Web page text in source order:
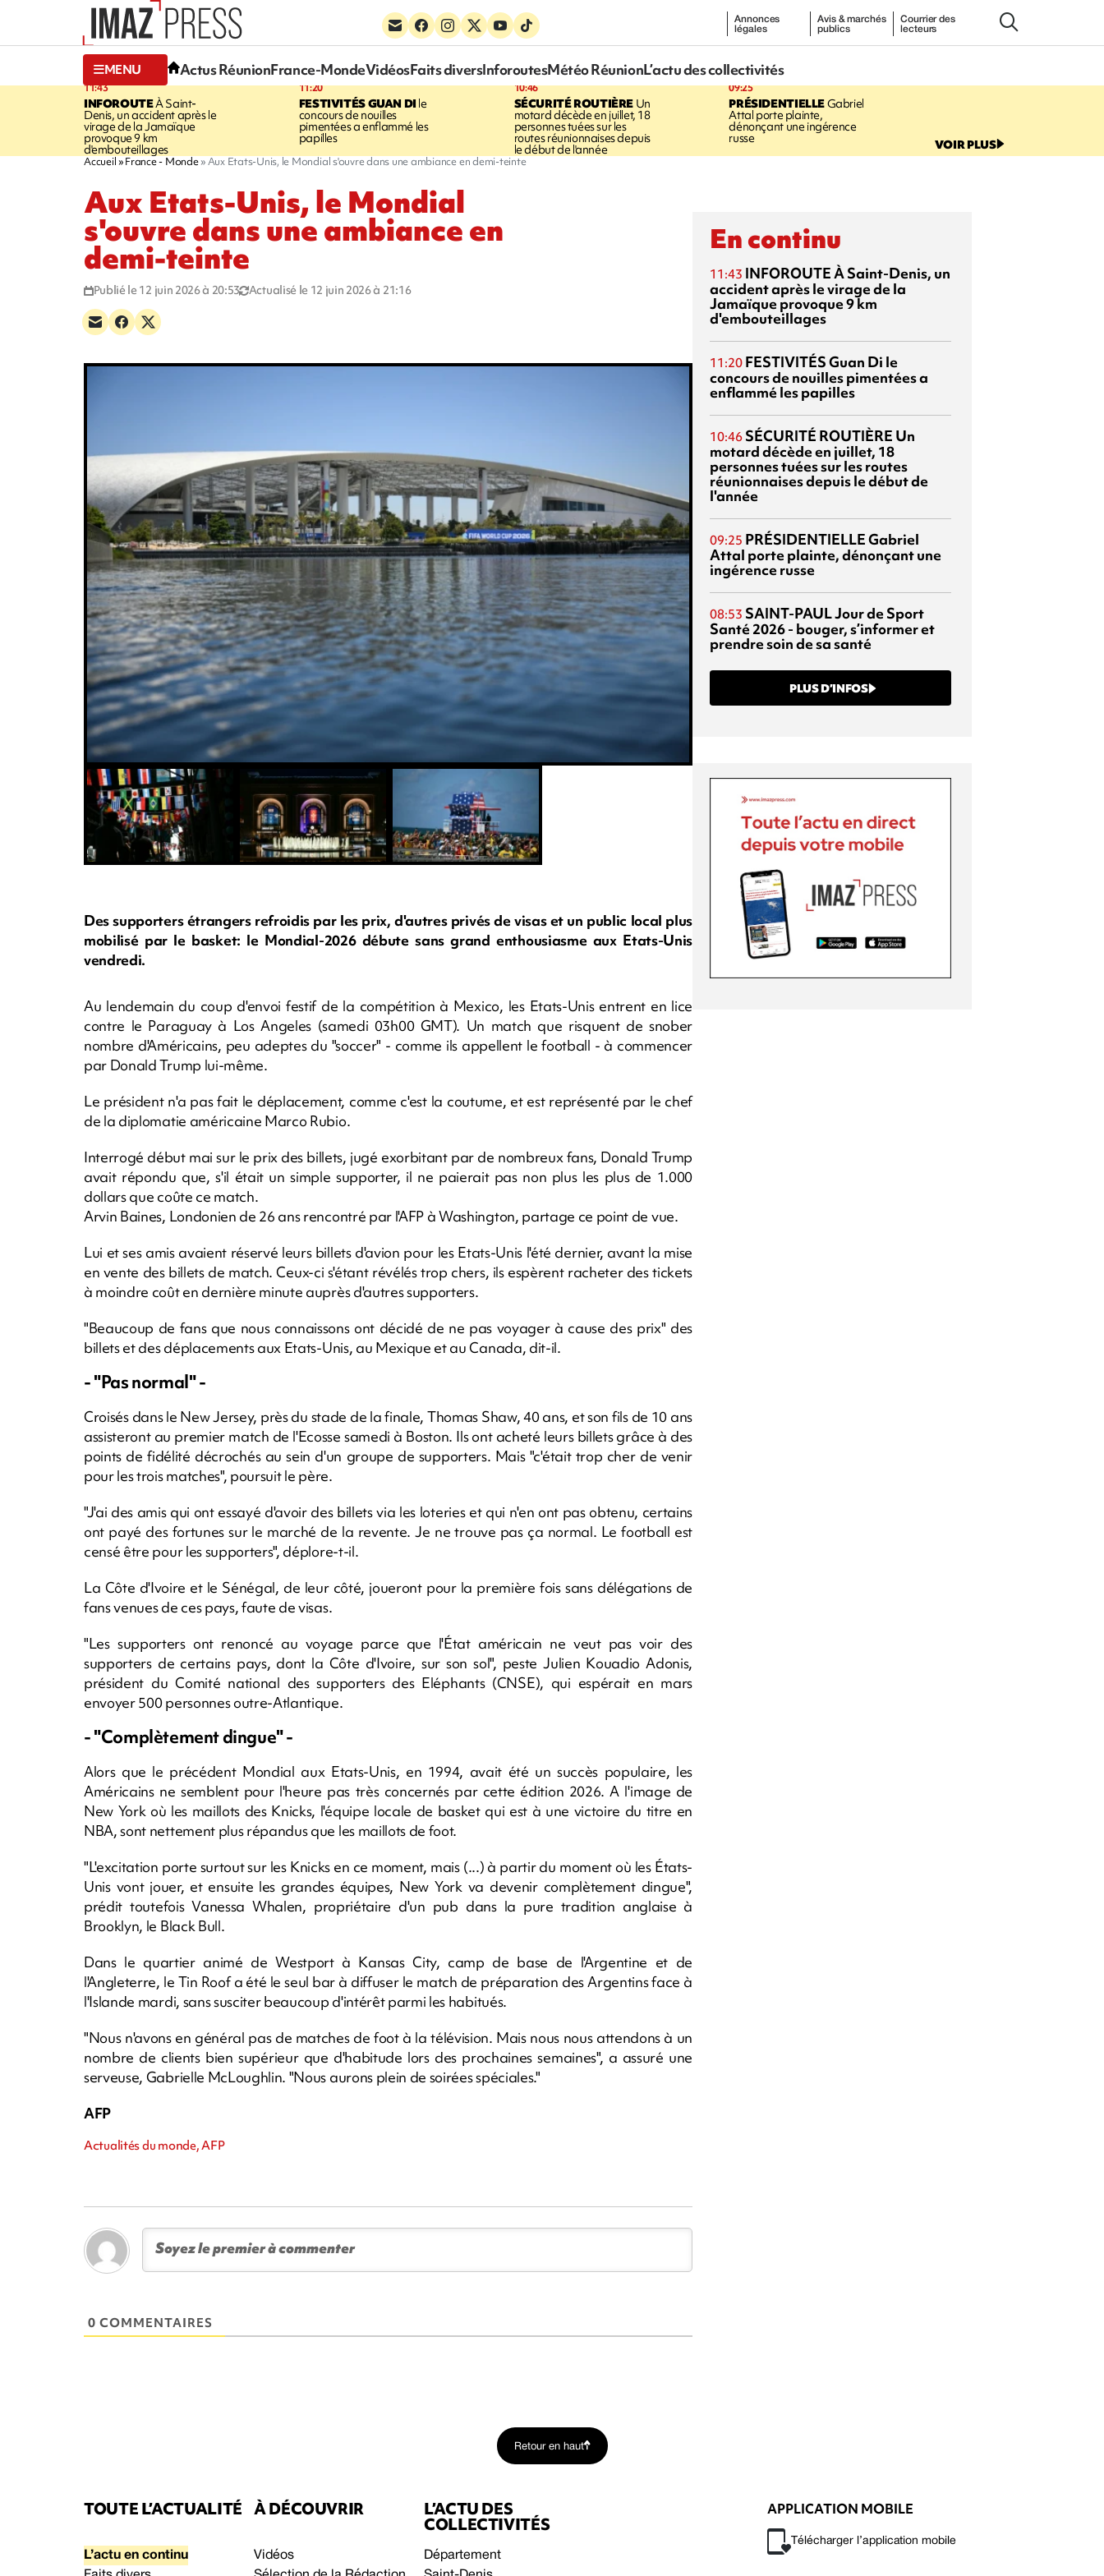
Annonces
légales
Avis & marchés
publics
Courrier des
lecteurs
MENU Actus RéunionFrance-MondeVidéosFaits diversInforoutesMétéo RéunionL’actu des collectivités
11:43
INFOROUTEÀ Saint-
Denis, un accident après le
virage de la Jamaïque
provoque 9 km
d'embouteillages
11:20
FESTIVITÉSGUAN DIle
concours de nouilles
pimentées a enflammé les
papilles
10:46
SÉCURITÉ ROUTIÈRE Un
motard décède en juillet, 18
personnes tuées sur les
routes réunionnaises depuis
le début de l'année
09:25
PRÉSIDENTIELLEGabriel
Attal porte plainte,
dénonçant une ingérence
russe VOIR PLUS
Accueil France - Monde Aux Etats-Unis, le Mondial s'ouvre dans une ambiance en demi-teinte
Aux Etats-Unis, le Mondial
s'ouvre dans une ambiance en
demi-teinte
Publié le 12 juin 2026 à 20:53 Actualisé le 12 juin 2026 à 21:16
Des supporters étrangers refroidis par les prix, d'autres privés de visas et un public local plus
mobilisé par le basket: le Mondial-2026 débute sans grand enthousiasme aux Etats-Unis
vendredi.
Au lendemain du coup d'envoi festif de la compétition à Mexico, les Etats-Unis entrent en lice
contre le Paraguay à Los Angeles (samedi 03h00 GMT). Un match que risquent de snober
nombre d'Américains, peu adeptes du "soccer" - comme ils appellent le football - à commencer
par Donald Trump lui-même.
Le président n'a pas fait le déplacement, comme c'est la coutume, et est représenté par le chef
de la diplomatie américaine Marco Rubio.
Interrogé début mai sur le prix des billets, jugé exorbitant par de nombreux fans, Donald Trump
avait répondu que, s'il était un simple supporter, il ne paierait pas non plus les plus de 1.000
dollars que coûte ce match.
Arvin Baines, Londonien de 26 ans rencontré par l'AFP à Washington, partage ce point de vue.
Lui et ses amis avaient réservé leurs billets d'avion pour les Etats-Unis l'été dernier, avant la mise
en vente des billets de match. Ceux-ci s'étant révélés trop chers, ils espèrent racheter des tickets
à moindre coût en dernière minute auprès d'autres supporters.
"Beaucoup de fans que nous connaissons ont décidé de ne pas voyager à cause des prix" des
billets et des déplacements aux Etats-Unis, au Mexique et au Canada, dit-il.
- "Pas normal" -
Croisés dans le New Jersey, près du stade de la finale, Thomas Shaw, 40 ans, et son fils de 10 ans
assisteront au premier match de l'Ecosse samedi à Boston. Ils ont acheté leurs billets grâce à des
points de fidélité décrochés au sein d'un groupe de supporters. Mais "c'était trop cher de venir
pour les trois matches", poursuit le père.
"J'ai des amis qui ont essayé d'avoir des billets via les loteries et qui n'en ont pas obtenu, certains
ont payé des fortunes sur le marché de la revente. Je ne trouve pas ça normal. Le football est
censé être pour les supporters", déplore-t-il.
La Côte d'Ivoire et le Sénégal, de leur côté, joueront pour la première fois sans délégations de
fans venues de ces pays, faute de visas.
"Les supporters ont renoncé au voyage parce que l'État américain ne veut pas voir des
supporters de certains pays, dont la Côte d'Ivoire, sur son sol", peste Julien Kouadio Adonis,
président du Comité national des supporters des Eléphants (CNSE), qui espérait en mars
envoyer 500 personnes outre-Atlantique.
- "Complètement dingue" -
Alors que le précédent Mondial aux Etats-Unis, en 1994, avait été un succès populaire, les
Américains ne semblent pour l'heure pas très concernés par cette édition 2026. A l'image de
New York où les maillots des Knicks, l'équipe locale de basket qui est à une victoire du titre en
NBA, sont nettement plus répandus que les maillots de foot.
"L'excitation porte surtout sur les Knicks en ce moment, mais (...) à partir du moment où les États-
Unis vont jouer, et ensuite les grandes équipes, New York va devenir complètement dingue",
prédit toutefois Vanessa Whalen, propriétaire d'un pub dans la pure tradition anglaise à
Brooklyn, le Black Bull.
Dans le quartier animé de Westport à Kansas City, camp de base de l'Argentine et de
l'Angleterre, le Tin Roof a été le seul bar à diffuser le match de préparation des Argentins face à
l'Islande mardi, sans susciter beaucoup d'intérêt parmi les habitués.
"Nous n'avons en général pas de matches de foot à la télévision. Mais nous nous attendons à un
nombre de clients bien supérieur que d'habitude lors des prochaines semaines", a assuré une
serveuse, Gabrielle McLoughlin. "Nous aurons plein de soirées spéciales."
AFP
Actualités du monde, AFP
0 COMMENTAIRES
En continu
11:43 INFOROUTEÀ Saint-Denis, un
accident après le virage de la
Jamaïque provoque 9 km
d'embouteillages
11:20 FESTIVITÉSGuan Di le
concours de nouilles pimentées a
enflammé les papilles
10:46 SÉCURITÉ ROUTIÈRE Un
motard décède en juillet, 18
personnes tuées sur les routes
réunionnaises depuis le début de
l'année
09:25 PRÉSIDENTIELLEGabriel
Attal porte plainte, dénonçant une
ingérence russe
08:53 SAINT-PAULJour de Sport
Santé 2026 - bouger, s’informer et
prendre soin de sa santé
PLUS D’INFOS
Retour en haut
TOUTE L’ACTUALITÉ
L’actu en continu
À DÉCOUVRIR
Vidéos
L’ACTU DES
COLLECTIVITÉS
Département
APPLICATION MOBILE
Télécharger l’application mobile